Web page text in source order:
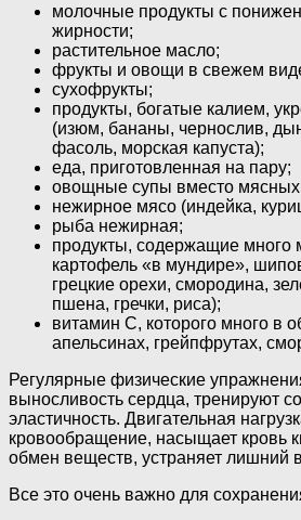
молочные продукты с
жирности;
растительное масло;
фрукты и овощи в свежем
сухофрукты;
продукты, богатые калием,
(изюм, бананы, чернослив,
фасоль, морская капуста);
еда, приготовленная на пару;
овощные супы вместо мясных
нежирное мясо (индейка,
рыба нежирная;
продукты, содержащие много
картофель «в мундире»,
грецкие орехи, смородина,
пшена, гречки, риса);
витамин С, которого много в
апельсинах, грейпфрутах,
Регулярные физические
выносливость сердца, тренируют
эластичность. Двигательная
кровообращение, насыщает кровь
обмен веществ, устраняет лишний
Все это очень важно для